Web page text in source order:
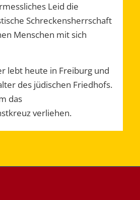
Leid die
Schreckensherrschaft
Menschen mit sich
lebt heute in Freiburg und
des jüdischen Friedhofs.
das
verliehen.